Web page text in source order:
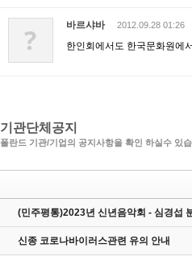
? 바르샤바 2012.09.28 01:26
한인회에서도 한국문화원에
기관단체공지
폴란드 기관/기업의 공지사항을 확인 하실수 있
(민주평통)2023년 신년음악회 - 심경섭
신종 코로나바이러스관련 유의 안내